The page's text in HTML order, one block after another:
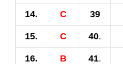
14. C 39
15. C 40.
16. B 41.